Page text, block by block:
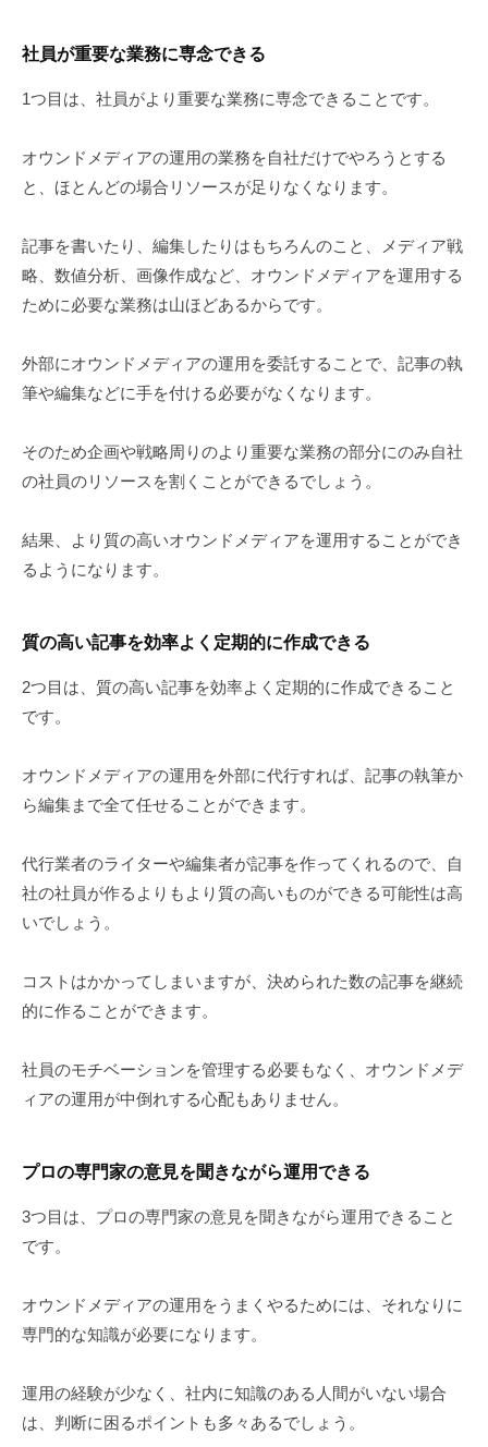
社員が重要な業務に専念できる
1つ目は、社員がより重要な業務に専念できることです。
オウンドメディアの運用の業務を自社だけでやろうとする
と、ほとんどの場合リソースが足りなくなります。
記事を書いたり、編集したりはもちろんのこと、メディア戦
略、数値分析、画像作成など、オウンドメディアを運用する
ために必要な業務は山ほどあるからです。
外部にオウンドメディアの運用を委託することで、記事の執
筆や編集などに手を付ける必要がなくなります。
そのため企画や戦略周りのより重要な業務の部分にのみ自社
の社員のリソースを割くことができるでしょう。
結果、より質の高いオウンドメディアを運用することができ
るようになります。
質の高い記事を効率よく定期的に作成できる
2つ目は、質の高い記事を効率よく定期的に作成できること
です。
オウンドメディアの運用を外部に代行すれば、記事の執筆か
ら編集まで全て任せることができます。
代行業者のライターや編集者が記事を作ってくれるので、自
社の社員が作るよりもより質の高いものができる可能性は高
いでしょう。
コストはかかってしまいますが、決められた数の記事を継続
的に作ることができます。
社員のモチベーションを管理する必要もなく、オウンドメデ
ィアの運用が中倒れする心配もありません。
プロの専門家の意見を聞きながら運用できる
3つ目は、プロの専門家の意見を聞きながら運用できること
です。
オウンドメディアの運用をうまくやるためには、それなりに
専門的な知識が必要になります。
運用の経験が少なく、社内に知識のある人間がいない場合
は、判断に困るポイントも多々あるでしょう。